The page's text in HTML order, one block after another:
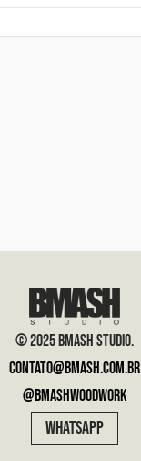
© 2025 BMASH STUDIO.
contato@bmash.com.br
@bmashwoodwork
WHATSAPP